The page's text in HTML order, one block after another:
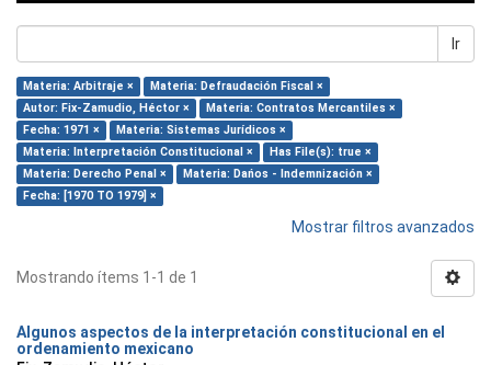
Ir
Materia: Arbitraje ×
Materia: Defraudación Fiscal ×
Autor: Fix-Zamudio, Héctor ×
Materia: Contratos Mercantiles ×
Fecha: 1971 ×
Materia: Sistemas Jurídicos ×
Materia: Interpretación Constitucional ×
Has File(s): true ×
Materia: Derecho Penal ×
Materia: Dańos - Indemnización ×
Fecha: [1970 TO 1979] ×
Mostrar filtros avanzados
Mostrando ítems 1-1 de 1
Algunos aspectos de la interpretación constitucional en el
ordenamiento mexicano